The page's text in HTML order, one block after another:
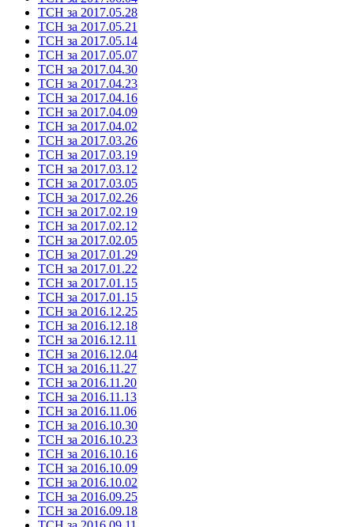
ТСН за 2017.05.28
ТСН за 2017.05.21
ТСН за 2017.05.14
ТСН за 2017.05.07
ТСН за 2017.04.30
ТСН за 2017.04.23
ТСН за 2017.04.16
ТСН за 2017.04.09
ТСН за 2017.04.02
ТСН за 2017.03.26
ТСН за 2017.03.19
ТСН за 2017.03.12
ТСН за 2017.03.05
ТСН за 2017.02.26
ТСН за 2017.02.19
ТСН за 2017.02.12
ТСН за 2017.02.05
ТСН за 2017.01.29
ТСН за 2017.01.22
ТСН за 2017.01.15
ТСН за 2017.01.15
ТСН за 2016.12.25
ТСН за 2016.12.18
ТСН за 2016.12.11
ТСН за 2016.12.04
ТСН за 2016.11.27
ТСН за 2016.11.20
ТСН за 2016.11.13
ТСН за 2016.11.06
ТСН за 2016.10.30
ТСН за 2016.10.23
ТСН за 2016.10.16
ТСН за 2016.10.09
ТСН за 2016.10.02
ТСН за 2016.09.25
ТСН за 2016.09.18